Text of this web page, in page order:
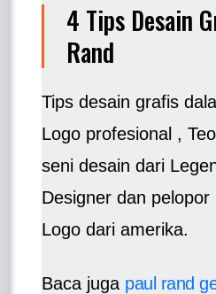
4 Tips Desain
Rand
Tips desain grafis
Logo profesional ,
seni desain dari
Designer dan pelopor
Logo dari amerika.
Baca juga paul rand